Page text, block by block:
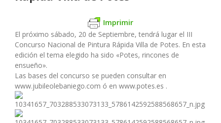
Imprimir
El próximo sábado, 20 de Septiembre, tendrá lugar el III
Concurso Nacional de Pintura Rápida Villa de Potes. En esta
edición el tema elegido ha sido «Potes, rincones de
ensueño».
Las bases del concurso se pueden consultar en
www.jubileolebaniego.com ó en www.potes.es .